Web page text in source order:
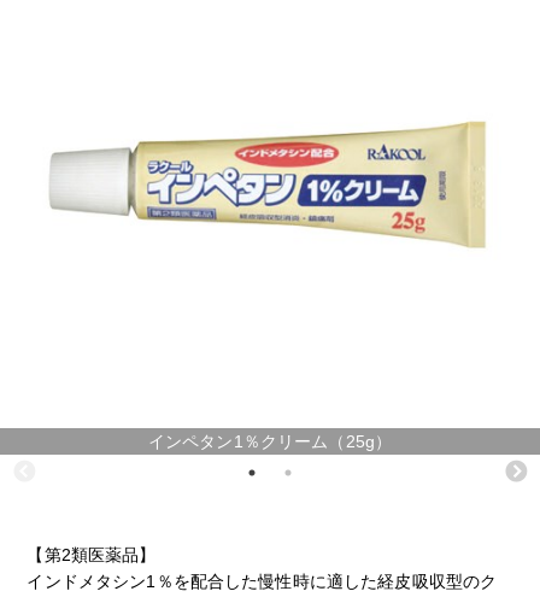
インペタン1％クリーム（25g）
【第2類医薬品】
インドメタシン1％を配合した慢性時に適した経皮吸収型のク